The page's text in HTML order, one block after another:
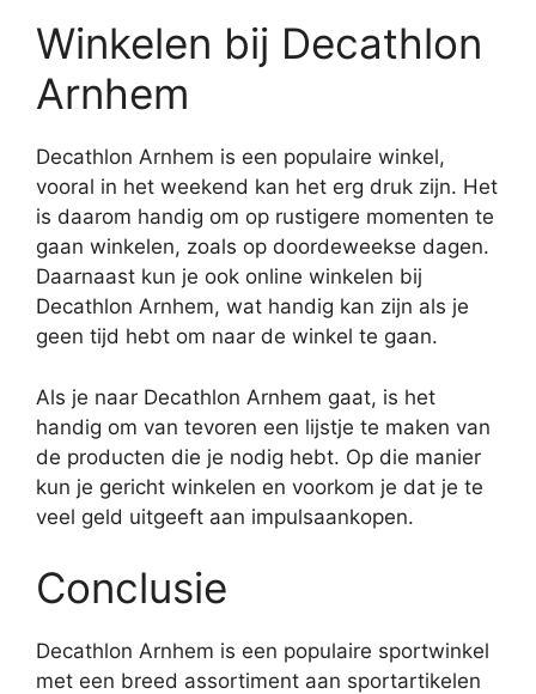
Winkelen bij Decathlon
Arnhem
Decathlon Arnhem is een populaire winkel,
vooral in het weekend kan het erg druk zijn. Het
is daarom handig om op rustigere momenten te
gaan winkelen, zoals op doordeweekse dagen.
Daarnaast kun je ook online winkelen bij
Decathlon Arnhem, wat handig kan zijn als je
geen tijd hebt om naar de winkel te gaan.
Als je naar Decathlon Arnhem gaat, is het
handig om van tevoren een lijstje te maken van
de producten die je nodig hebt. Op die manier
kun je gericht winkelen en voorkom je dat je te
veel geld uitgeeft aan impulsaankopen.
Conclusie
Decathlon Arnhem is een populaire sportwinkel
met een breed assortiment aan sportartikelen